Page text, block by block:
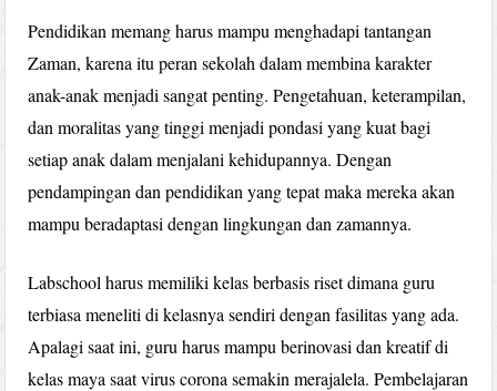
Pendidikan memang harus mampu menghadapi tantangan
Zaman, karena itu peran sekolah dalam membina karakter
anak-anak menjadi sangat penting. Pengetahuan, keterampilan,
dan moralitas yang tinggi menjadi pondasi yang kuat bagi
setiap anak dalam menjalani kehidupannya. Dengan
pendampingan dan pendidikan yang tepat maka mereka akan
mampu beradaptasi dengan lingkungan dan zamannya.
Labschool harus memiliki kelas berbasis riset dimana guru
terbiasa meneliti di kelasnya sendiri dengan fasilitas yang ada.
Apalagi saat ini, guru harus mampu berinovasi dan kreatif di
kelas maya saat virus corona semakin merajalela. Pembelajaran